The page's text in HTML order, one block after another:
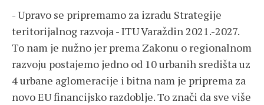
- Upravo se pripremamo za izradu Strategije
teritorijalnog razvoja - ITU Varaždin 2021.-2027.
To nam je nužno jer prema Zakonu o regionalnom
razvoju postajemo jedno od 10 urbanih središta uz
4 urbane aglomeracije i bitna nam je priprema za
novo EU financijsko razdoblje. To znači da sve više